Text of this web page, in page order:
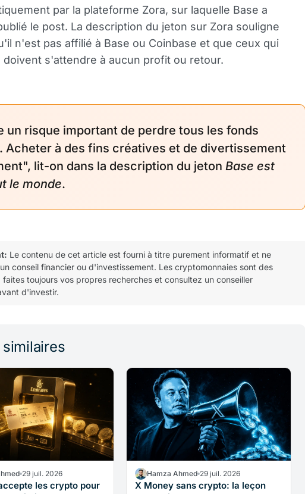
par la plateforme Zora, sur laquelle Base a
le post. La description du jeton sur Zora souligne
n'est pas affilié à Base ou Coinbase et que ceux qui
doivent s'attendre à aucun profit ou retour.
un risque important de perdre tous les fonds
Acheter à des fins créatives et de divertissement
lit-on dans la description du jeton Base est
le monde.
Le contenu de cet article est fourni à titre purement informatif et ne
conseil financier ou d'investissement. Les cryptomonnaies sont des
toujours vos propres recherches et consultez un conseiller
d'investir.
29 juil. 2026
les crypto pour
Hamza Ahmed 29 juil. 2026
X Money sans crypto: la leçon